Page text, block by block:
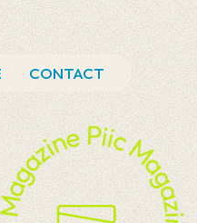
CONTACT